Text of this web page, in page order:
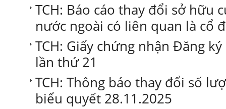
TCH: Báo cáo thay đổi sở hữu
nước ngoài có liên quan là cổ
TCH: Giấy chứng nhận Đăng
lần thứ 21
TCH: Thông báo thay đổi số
biểu quyết 28.11.2025